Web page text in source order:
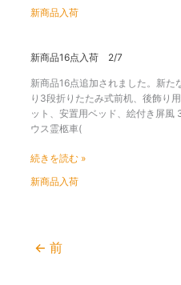
新商品入荷
新商品16点入荷 2/7
新商品16点追加されました。新
り3段折りたたみ式前机、後飾り
ット、安置用ベッド、絵付き
ウス霊柩車(
新
品
16
点
入
2/7
続きを読む »
新商品入荷
← 前